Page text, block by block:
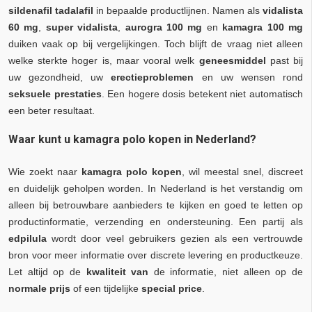
sildenafil tadalafil in bepaalde productlijnen. Namen als vidalista
60 mg
super vidalista aurogra 100 mg en kamagra 100 mg
duiken vaak op bij vergelijkingen. Toch blijft de vraag niet alleen
welke sterkte hoger is, maar vooral welk geneesmiddel past bij
uw gezondheid, uwerectieproblemen en uw wensen rond
seksuele prestaties . Een hogere dosis betekent niet automatisch
een beter resultaat.
Waar kunt u kamagra polo kopen in Nederland?
Wie zoekt naar kamagra polo kopen , wil meestal snel, discreet
en duidelijk geholpen worden. In Nederland is het verstandig om
alleen bij betrouwbare aanbieders te kijken en goed te letten op
productinformatie, verzending en ondersteuning. Een partij als
edpilula wordt door veel gebruikers gezien als een vertrouwde
bron voor meer informatie over discrete levering en productkeuze.
Let altijd op de kwaliteit van de informatie, niet alleen op de
normale prijs of een tijdelijke special price